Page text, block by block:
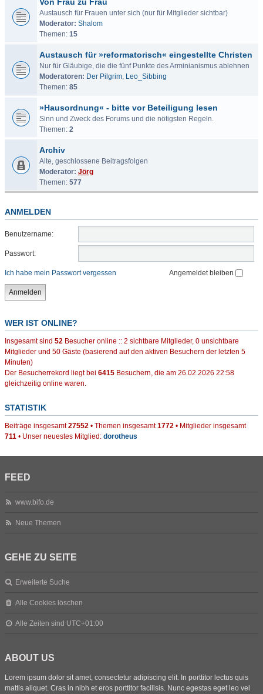
Austausch für Frauen unter sich (nur für Mitglieder sichtbar)
Moderator: Shalom
Themen: 15
Austausch für »reformatorisch« eingestellte Christen
Nur für Gläubige, die die fünf Punkte des Arminianismus ablehnen
Moderatoren: Der Pilgrim, Leo_Sibbing
Themen: 85
»Hausordnung« - bitte vor Beteiligung lesen
Sinn und Zweck des Forums und die nötigsten Regeln.
Themen: 2
Archiv
Alte, geschlossene Beitragsfolgen
Moderator: Jörg
Themen: 577
ANMELDEN
Benutzername:
Passwort:
Ich habe mein Passwort vergessen Angemeldet bleiben
WER IST ONLINE?
Insgesamt sind 52 Besucher online :: 2 sichtbare Mitglieder, 0 unsichtbare
Mitglieder und 50 Gäste (basierend auf den aktiven Besuchern der letzten 5
Minuten)
Der Besucherrekord liegt bei 6415 Besuchern, die am 26.02.2026 22:58
gleichzeitig online waren.
STATISTIK
Beiträge insgesamt27552 • Themen insgesamt1772 • Mitglieder insgesamt
711 • Unser neuestes Mitglied: dorotheus
FEED
www.bifo.de
Neue Themen
GEHE ZU SEITE
Erweiterte Suche
Alle Cookies löschen
Alle Zeiten sind UTC+01:00
ABOUT US
Lorem ipsum dolor sit amet, consectetur adipiscing elit. In porttitor lectus quis
mattis aliquet. Cras in nibh et eros porttitor facilisis. Nunc egestas eget leo vel